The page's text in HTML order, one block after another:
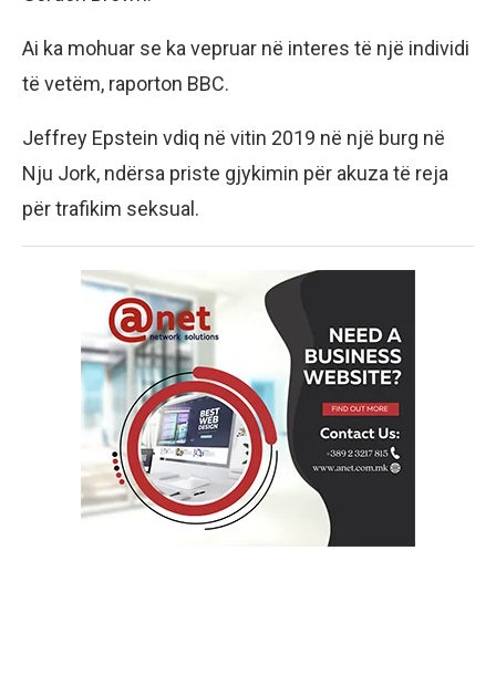
Ai ka mohuar se ka vepruar në interes të një individi
të vetëm, raporton BBC.
Jeffrey Epstein vdiq në vitin 2019 në një burg në
Nju Jork, ndërsa priste gjykimin për akuza të reja
për trafikim seksual.